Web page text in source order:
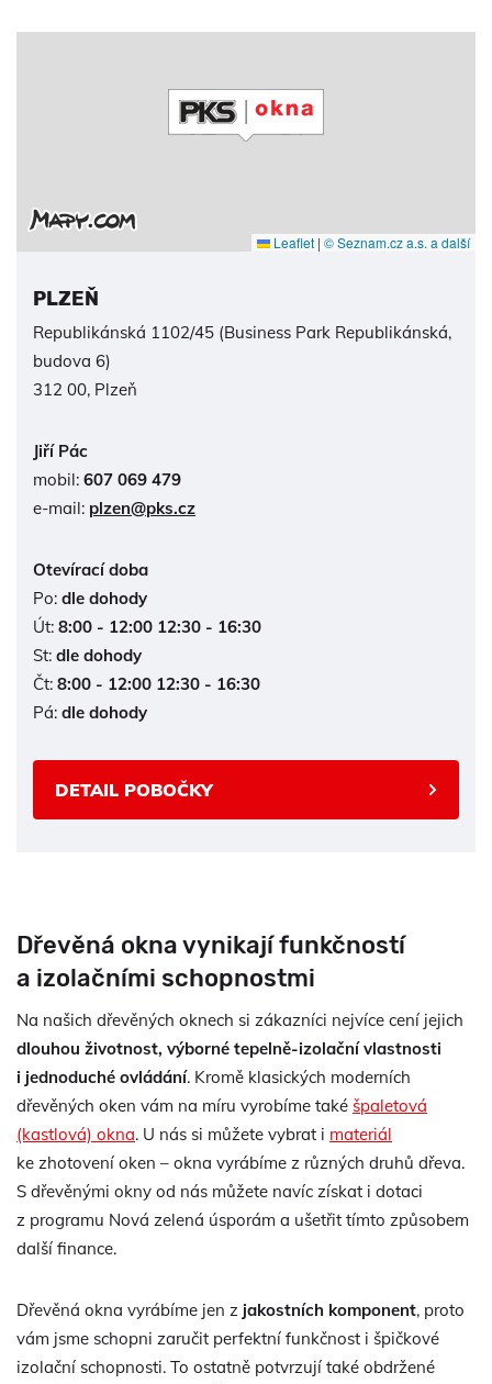
Leaflet | © Seznam.cz a.s. a další
PLZEŇ
Republikánská 1102/45 (Business Park Republikánská,
budova 6)
312 00, Plzeň
Jiří Pác
mobil: 607 069 479
e-mail: plzen@pks.cz
Otevírací doba
Po: dle dohody
Út: 8:00 - 12:00 12:30 - 16:30
St: dle dohody
Čt: 8:00 - 12:00 12:30 - 16:30
Pá: dle dohody
DETAIL POBOČKY
Dřevěná okna vynikají funkčností
a izolačními schopnostmi
Na našich dřevěných oknech si zákazníci nejvíce cení jejich
dlouhou životnost, výborné tepelně-izolační vlastnosti
i jednoduché ovládání. Kromě klasických moderních
dřevěných oken vám na míru vyrobíme také špaletová
(kastlová) okna. U nás si můžete vybrat i materiál
ke zhotovení oken – okna vyrábíme z různých druhů dřeva.
S dřevěnými okny od nás můžete navíc získat i dotaci
z programu Nová zelená úsporám a ušetřit tímto způsobem
další finance.
Dřevěná okna vyrábíme jen z jakostních komponent, proto
vám jsme schopni zaručit perfektní funkčnost i špičkové
izolační schopnosti. To ostatně potvrzují také obdržené